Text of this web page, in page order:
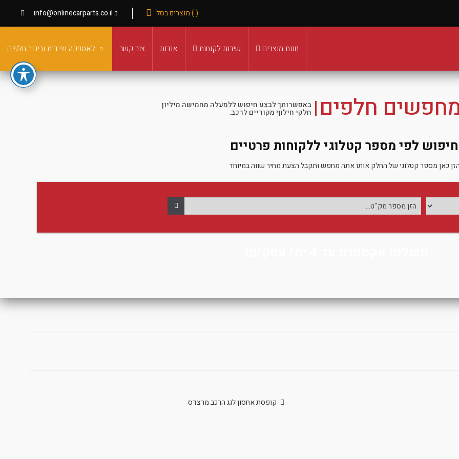
info@onlinecarparts.co.il ( ) מוצרים בסל
חנות מוצרים שירות לקוחות אודות צור קשר לאספקה מיידית ובירור חלפים
חלפים באפשרותך לבצע חיפוש ללמעלה מחמישה מיליון
חלקי חילוף מקוריים לרכב.
חיפוש לפי מספר קטלוגי ללקוחות פרטיים
הזן כאן מספר קטלוגי של החלק אותו אתה מחפש ותקבל הצעת מחיר שווה במיוחד
הפוסט
קופסת אחסון לגג הרכב מרצדס